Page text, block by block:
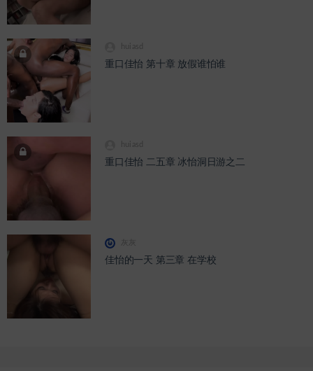
重口佳怡 第十章 放假谁怕谁
重口佳怡 二五章 冰怡洞日游之二
灰灰
佳怡的一天 第三章 在学校